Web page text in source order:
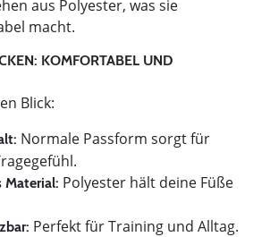
aus Polyester, was sie
macht.
KOMFORTABEL UND
Blick:
Normale Passform sorgt für
Material: Polyester hält deine Füße
Perfekt für Training und Alltag.